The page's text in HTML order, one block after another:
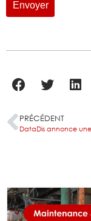
PRÉCÉDENT